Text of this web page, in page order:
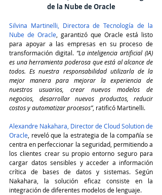
de la Nube de Oracle
Silvina Martinelli, Directora de Tecnología de la
Nube de Oracle, garantizó que Oracle está listo
para apoyar a las empresas en su proceso de
transformación digital. “La inteligencia artificial (IA)
es una herramienta poderosa que está al alcance de
todos. Es nuestra responsabilidad utilizarla de la
mejor manera para mejorar la experiencia de
nuestros usuarios, crear nuevos modelos de
negocios, desarrollar nuevos productos, reducir
costos y automatizar procesos”, ratificó Martinelli.
Alexandre Nakahara, Director de Cloud Solution de
Oracle, reveló que la estrategia de la compañía se
centra en perfeccionar la seguridad, permitiendo a
los clientes crear su propio entorno seguro para
cargar datos sensibles y acceder a información
crítica de bases de datos y sistemas. Según
Nakahara, la solución eficaz consiste en la
integración de diferentes modelos de lenguaje.